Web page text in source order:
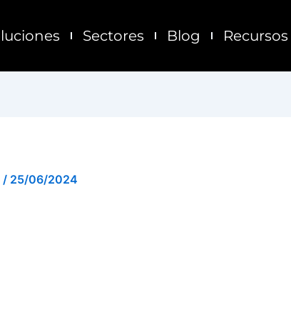
Sectores Blog Recursos
/ 25/06/2024